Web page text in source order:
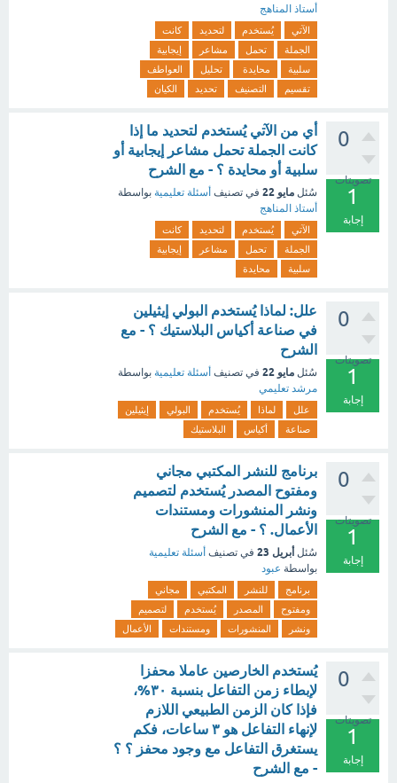
أستاذ المناهج
الآتي يُستخدم لتحديد
كانت
الجملة
تحمل مشاعر
إيجابية
سلبية
محايدة تحليل
العواطف
تقسيم
التصنيف تحديد الكيان
0
تصويتات
1
إجابة
أي من الآتي يُستخدم لتحديد ما إذا
كانت الجملة تحمل مشاعر إيجابية أو
سلبية أو محايدة ؟ - مع الشرح
سُئل مايو 22 في تصنيف أسئلة تعليمية بواسطة
أستاذ المناهج
الآتي يُستخدم لتحديد
كانت
الجملة
تحمل مشاعر
إيجابية
سلبية
محايدة
0
تصويتات
1
إجابة
علل: لماذا يُستخدم البولي إيثيلين
في صناعة أكياس البلاستيك ؟ - مع
الشرح
سُئل مايو 22 في تصنيف أسئلة تعليمية بواسطة
مرشد تعليمي
علل لماذا يُستخدم البولي
إيثيلين
صناعة
أكياس البلاستيك
0
تصويتات
1
إجابة
برنامج للنشر المكتبي مجاني
ومفتوح المصدر يُستخدم لتصميم
ونشر المنشورات ومستندات
الأعمال. ؟ - مع الشرح
سُئل أبريل 23 في تصنيف أسئلة تعليمية
بواسطة عبود
برنامج للنشر المكتبي
مجاني
ومفتوح
المصدر يُستخدم
لتصميم
ونشر
المنشورات ومستندات الأعمال
0
تصويتات
1
إجابة
يُستخدم الخارصين عاملا محفزا
لإبطاء زمن التفاعل بنسبة ٣٠%،
فإذا كان الزمن الطبيعي اللازم
لإنهاء التفاعل هو ٣ ساعات، فكم
يستغرق التفاعل مع وجود محفز ؟ ؟
- مع الشرح